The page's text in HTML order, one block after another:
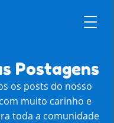
Postagens
os posts do nosso
muito carinho e
toda a comunidade